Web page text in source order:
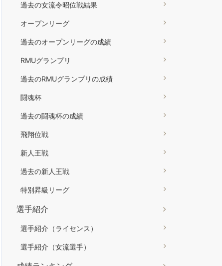
過去の女流令昭位戦結果
オープンリーグ
過去のオープンリーグの成績
RMUグランプリ
過去のRMUグランプリの成績
闘魂杯
過去の闘魂杯の成績
飛翔位戦
新人王戦
過去の新人王戦
特別昇級リーグ
選手紹介
選手紹介（ライセンス）
選手紹介（女流選手）